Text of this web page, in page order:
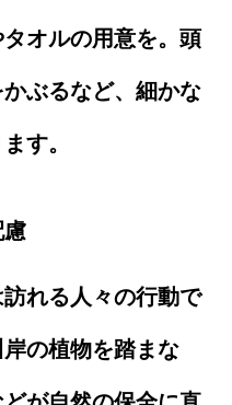
オルの用意を。頭
ぶるなど、細かな
す。
慮
れる人々の行動で
の植物を踏まな